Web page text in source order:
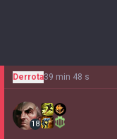
Derrota39 min 48 s
18